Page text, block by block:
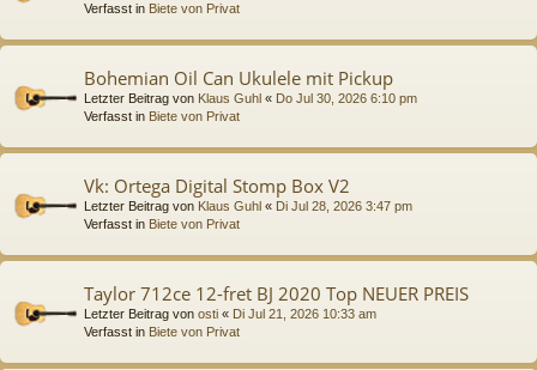
Verfasst in Biete von Privat
Bohemian Oil Can Ukulele mit Pickup
Letzter Beitrag von Klaus Guhl « Do Jul 30, 2026 6:10 pm
Verfasst in Biete von Privat
Vk: Ortega Digital Stomp Box V2
Letzter Beitrag von Klaus Guhl « Di Jul 28, 2026 3:47 pm
Verfasst in Biete von Privat
Taylor 712ce 12-fret BJ 2020 Top NEUER PREIS
Letzter Beitrag von osti « Di Jul 21, 2026 10:33 am
Verfasst in Biete von Privat